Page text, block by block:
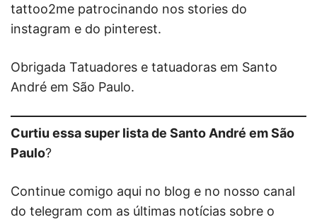
tattoo2me patrocinando nos stories do
instagram e do pinterest.
Obrigada Tatuadores e tatuadoras em Santo
André em São Paulo.
Curtiu essa super lista de Santo André em São
Paulo?
Continue comigo aqui no blog e no nosso canal
do telegram com as últimas notícias sobre o